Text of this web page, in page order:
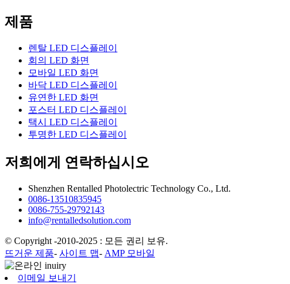
제품
렌탈 LED 디스플레이
회의 LED 화면
모바일 LED 화면
바닥 LED 디스플레이
유연한 LED 화면
포스터 LED 디스플레이
택시 LED 디스플레이
투명한 LED 디스플레이
저희에게 연락하십시오
Shenzhen Rentalled Photolectric Technology Co., Ltd.
0086-13510835945
0086-755-29792143
info@rentalledsolution.com
© Copyright -2010-2025 : 모든 권리 보유.
뜨거운 제품- 사이트 맵- AMP 모바일
이메일 보내기